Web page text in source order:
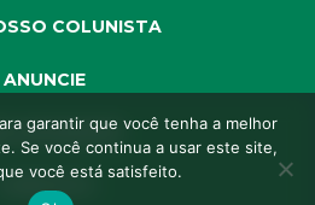
COLUNISTA
ANUNCIE
APOIADOR
CONTATO
garantir que você tenha a melhor
Se você continua a usar este site,
você está satisfeito.